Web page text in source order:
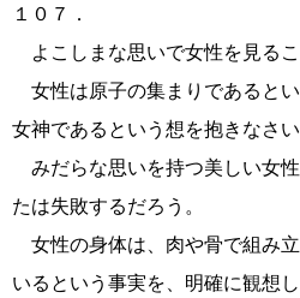
１０７．
よこしまな思いで女性を見るこ
女性は原子の集まりであるとい
女神であるという想を抱きなさい
みだらな思いを持つ美しい女
たは失敗するだろう。
女性の身体は、肉や骨で組み
いるという事実を、明確に観想し